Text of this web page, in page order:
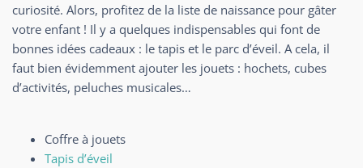
curiosité. Alors, profitez de la liste de naissance pour gâter
votre enfant ! Il y a quelques indispensables qui font de
bonnes idées cadeaux : le tapis et le parc d’éveil. A cela, il
faut bien évidemment ajouter les jouets : hochets, cubes
d’activités, peluches musicales…
Coffre à jouets
Tapis d’éveil